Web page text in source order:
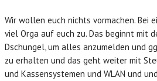
Wir wollen euch nichts vormachen. Bei
viel Orga auf euch zu. Das beginnt mit
Dschungel, um alles anzumelden und
zu erhalten und das geht weiter mit
und Kassensystemen und WLAN und